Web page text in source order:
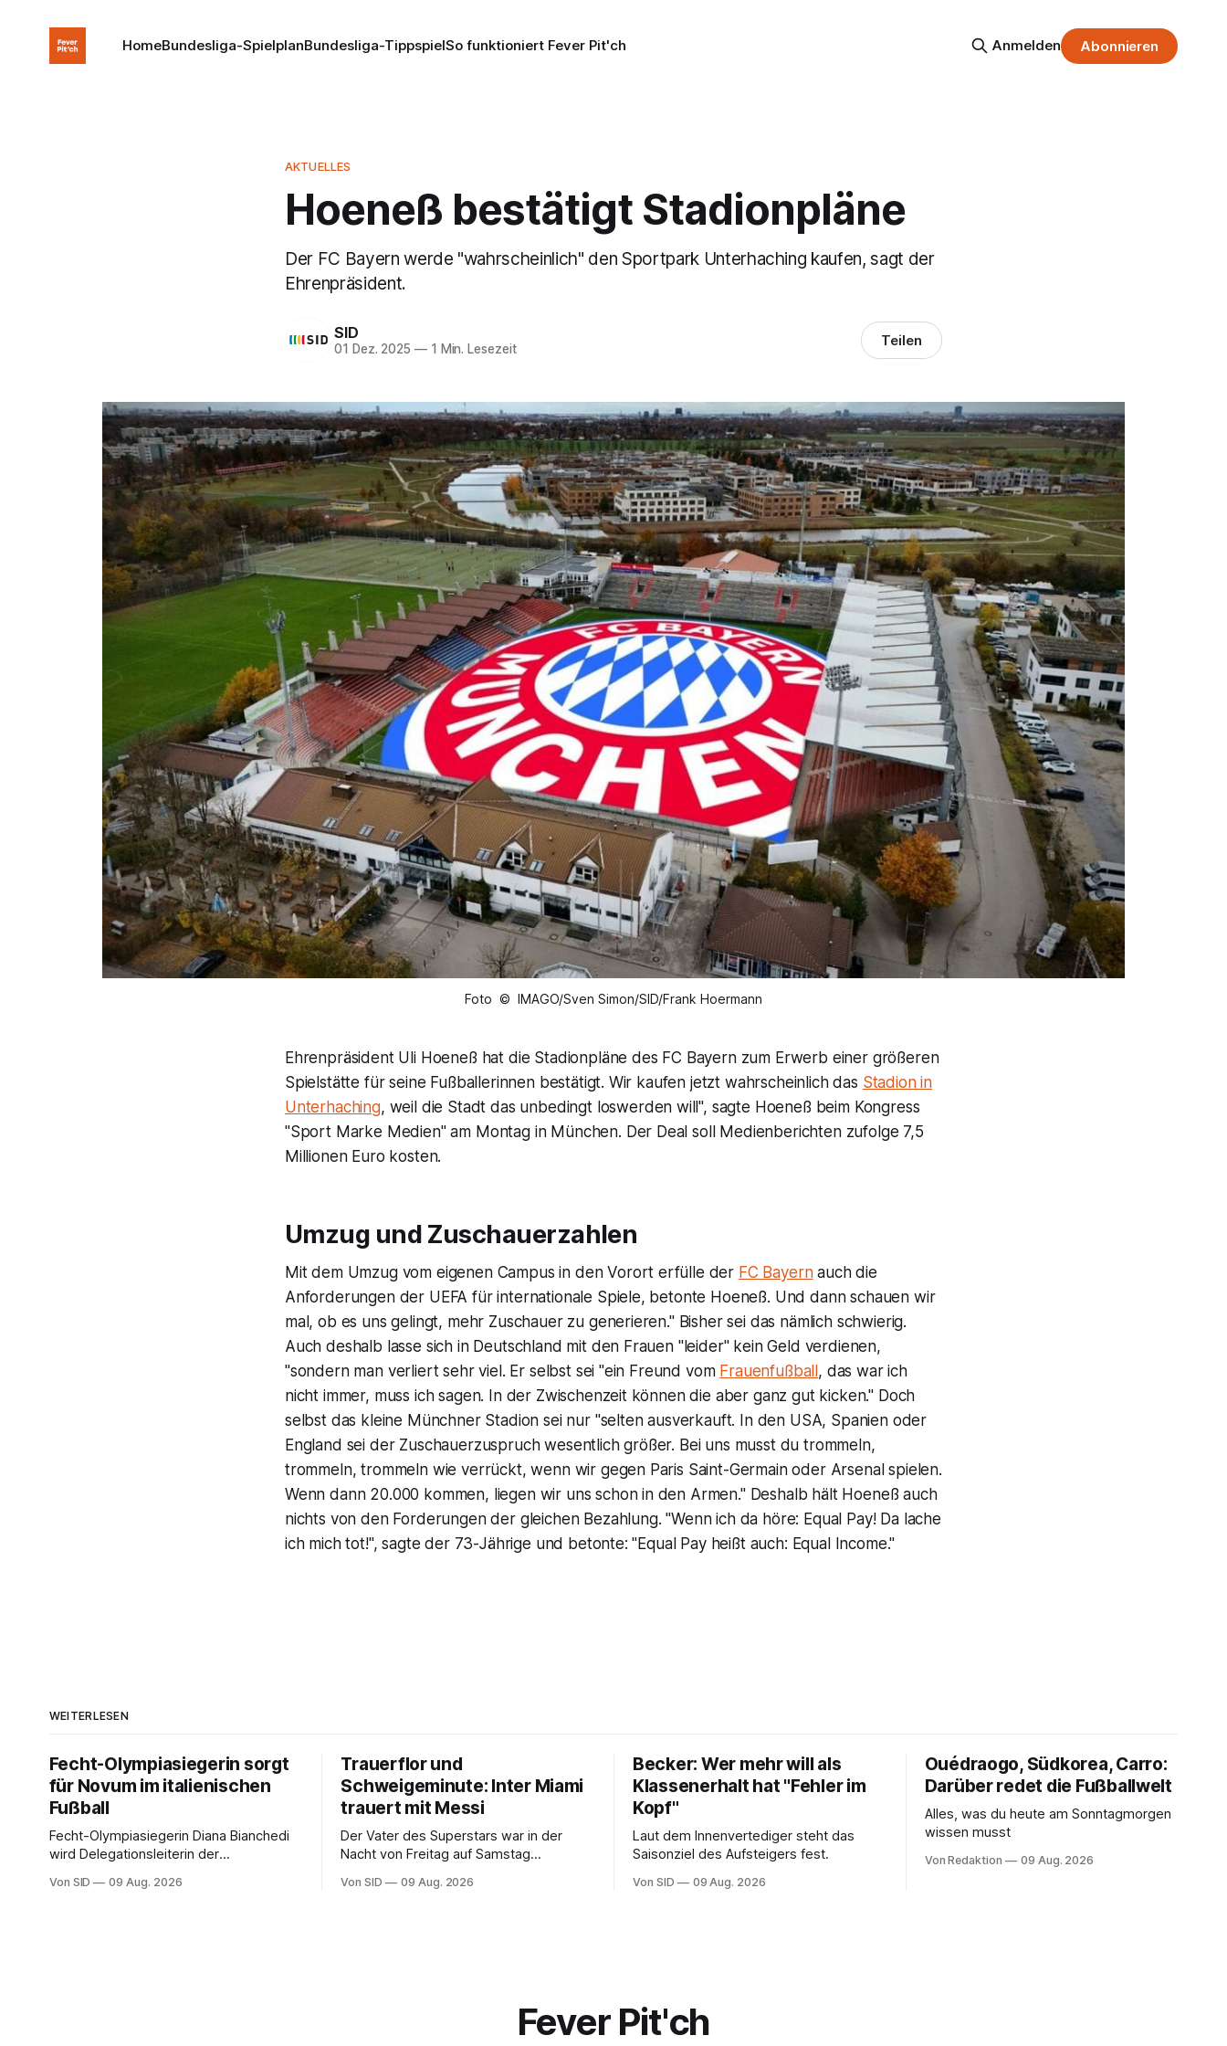
HomeBundesliga-SpielplanBundesliga-TippspielSo funktioniert Fever Pit'ch Anmelden Abonnieren
AKTUELLES
Hoeneß bestätigt Stadionpläne
Der FC Bayern werde "wahrscheinlich" den Sportpark Unterhaching kaufen, sagt der
Ehrenpräsident.
SID
01 Dez. 2025 —1 Min. Lesezeit Teilen
Foto © IMAGO/Sven Simon/SID/Frank Hoermann
Ehrenpräsident Uli Hoeneß hat die Stadionpläne des FC Bayern zum Erwerb einer größeren
Spielstätte für seine Fußballerinnen bestätigt. Wir kaufen jetzt wahrscheinlich das Stadion in
Unterhaching, weil die Stadt das unbedingt loswerden will", sagte Hoeneß beim Kongress
"Sport Marke Medien" am Montag in München. Der Deal soll Medienberichten zufolge 7,5
Millionen Euro kosten.
Umzug und Zuschauerzahlen
Mit dem Umzug vom eigenen Campus in den Vorort erfülle der FC Bayernauch die
Anforderungen der UEFA für internationale Spiele, betonte Hoeneß. Und dann schauen wir
mal, ob es uns gelingt, mehr Zuschauer zu generieren." Bisher sei das nämlich schwierig.
Auch deshalb lasse sich in Deutschland mit den Frauen "leider" kein Geld verdienen,
"sondern man verliert sehr viel. Er selbst sei "ein Freund vom Frauenfußball, das war ich
nicht immer, muss ich sagen. In der Zwischenzeit können die aber ganz gut kicken." Doch
selbst das kleine Münchner Stadion sei nur "selten ausverkauft. In den USA, Spanien oder
England sei der Zuschauerzuspruch wesentlich größer. Bei uns musst du trommeln,
trommeln, trommeln wie verrückt, wenn wir gegen Paris Saint-Germain oder Arsenal spielen.
Wenn dann 20.000 kommen, liegen wir uns schon in den Armen." Deshalb hält Hoeneß auch
nichts von den Forderungen der gleichen Bezahlung. "Wenn ich da höre: Equal Pay! Da lache
ich mich tot!", sagte der 73-Jährige und betonte: "Equal Pay heißt auch: Equal Income."
WEITERLESEN
Fecht-Olympiasiegerin sorgt
für Novum im italienischen
Fußball
Fecht-Olympiasiegerin Diana Bianchedi
wird Delegationsleiterin der
Von SID 09 Aug. 2026
Trauerflor und
Schweigeminute: Inter Miami
trauert mit Messi
Der Vater des Superstars war in der
Nacht von Freitag auf Samstag
Kapitän bei.
Von SID 09 Aug. 2026
Becker: Wer mehr will als
Klassenerhalt hat "Fehler im
Kopf"
Laut dem Innenvertediger steht das
Saisonziel des Aufsteigers fest.
Von SID 09 Aug. 2026
Ouédraogo, Südkorea, Carro:
Darüber redet die Fußballwelt
Alles, was du heute am Sonntagmorgen
wissen musst
Von Redaktion 09 Aug. 2026
Fever Pit'ch